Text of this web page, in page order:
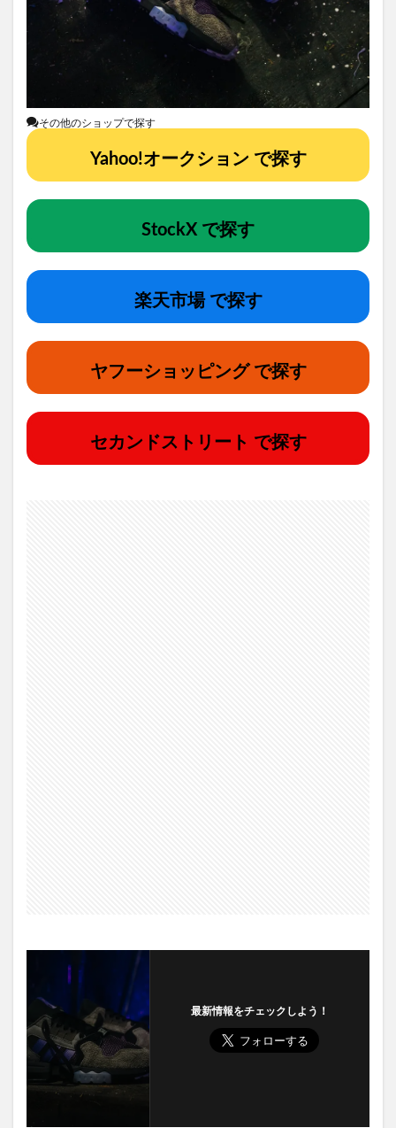
その他のショップで探す
Yahoo!オークション で探す
StockX で探す
楽天市場 で探す
ヤフーショッピング で探す
セカンドストリート で探す
最新情報をチェックしよう！